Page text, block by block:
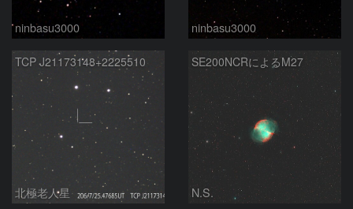
ninbasu3000 ninbasu3000
TCP J21173148+2225510
北極老人星
SE200NCRによるM27
N.S.